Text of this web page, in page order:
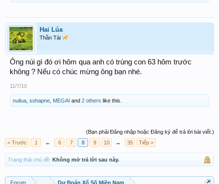
Hai Lúa
Thần Tài
Ông núi gì đó ơi hôm qua anh có trúng con 63 hôm trước
không ? Nếu có chúc mừng ông bạn nhé.
11/7/10
nuilua sohapne MEGAI and 2 others like this.
(Bạn phải Đăng nhập hoặc Đăng ký để trả lời bài viết.)
< Trước
1 ← 6 7 8 9 10 → 35 Tiếp >
Trạng thái chủ đề: Không mở trả lời sau này.
Forum Dự Đoán Xổ Số Miền Nam